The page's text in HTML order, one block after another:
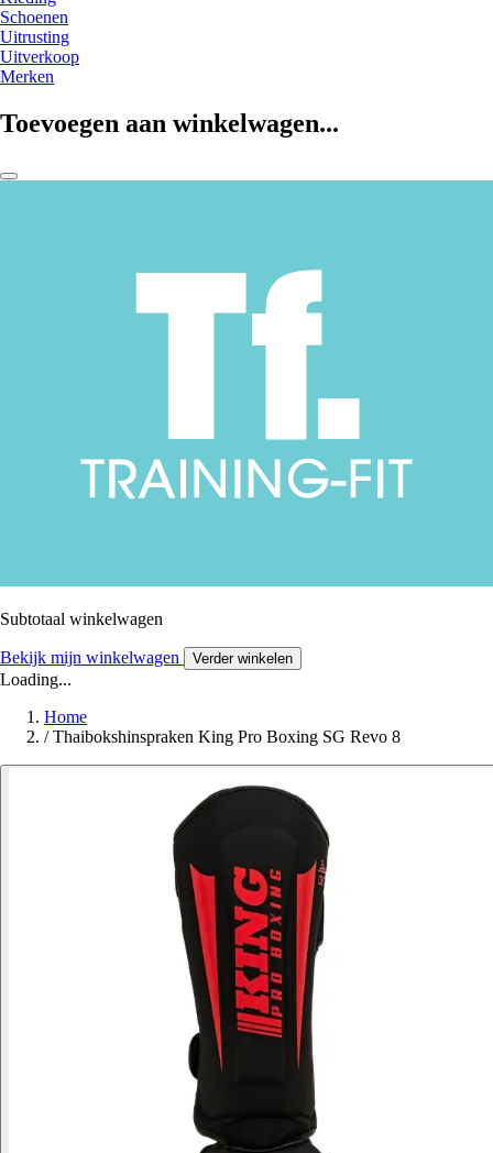
Schoenen
Uitrusting
Uitverkoop
Merken
Toevoegen aan winkelwagen...
Subtotaal winkelwagen
Bekijk mijn winkelwagen Verder winkelen
Loading...
Home
/ Thaibokshinspraken King Pro Boxing SG Revo 8